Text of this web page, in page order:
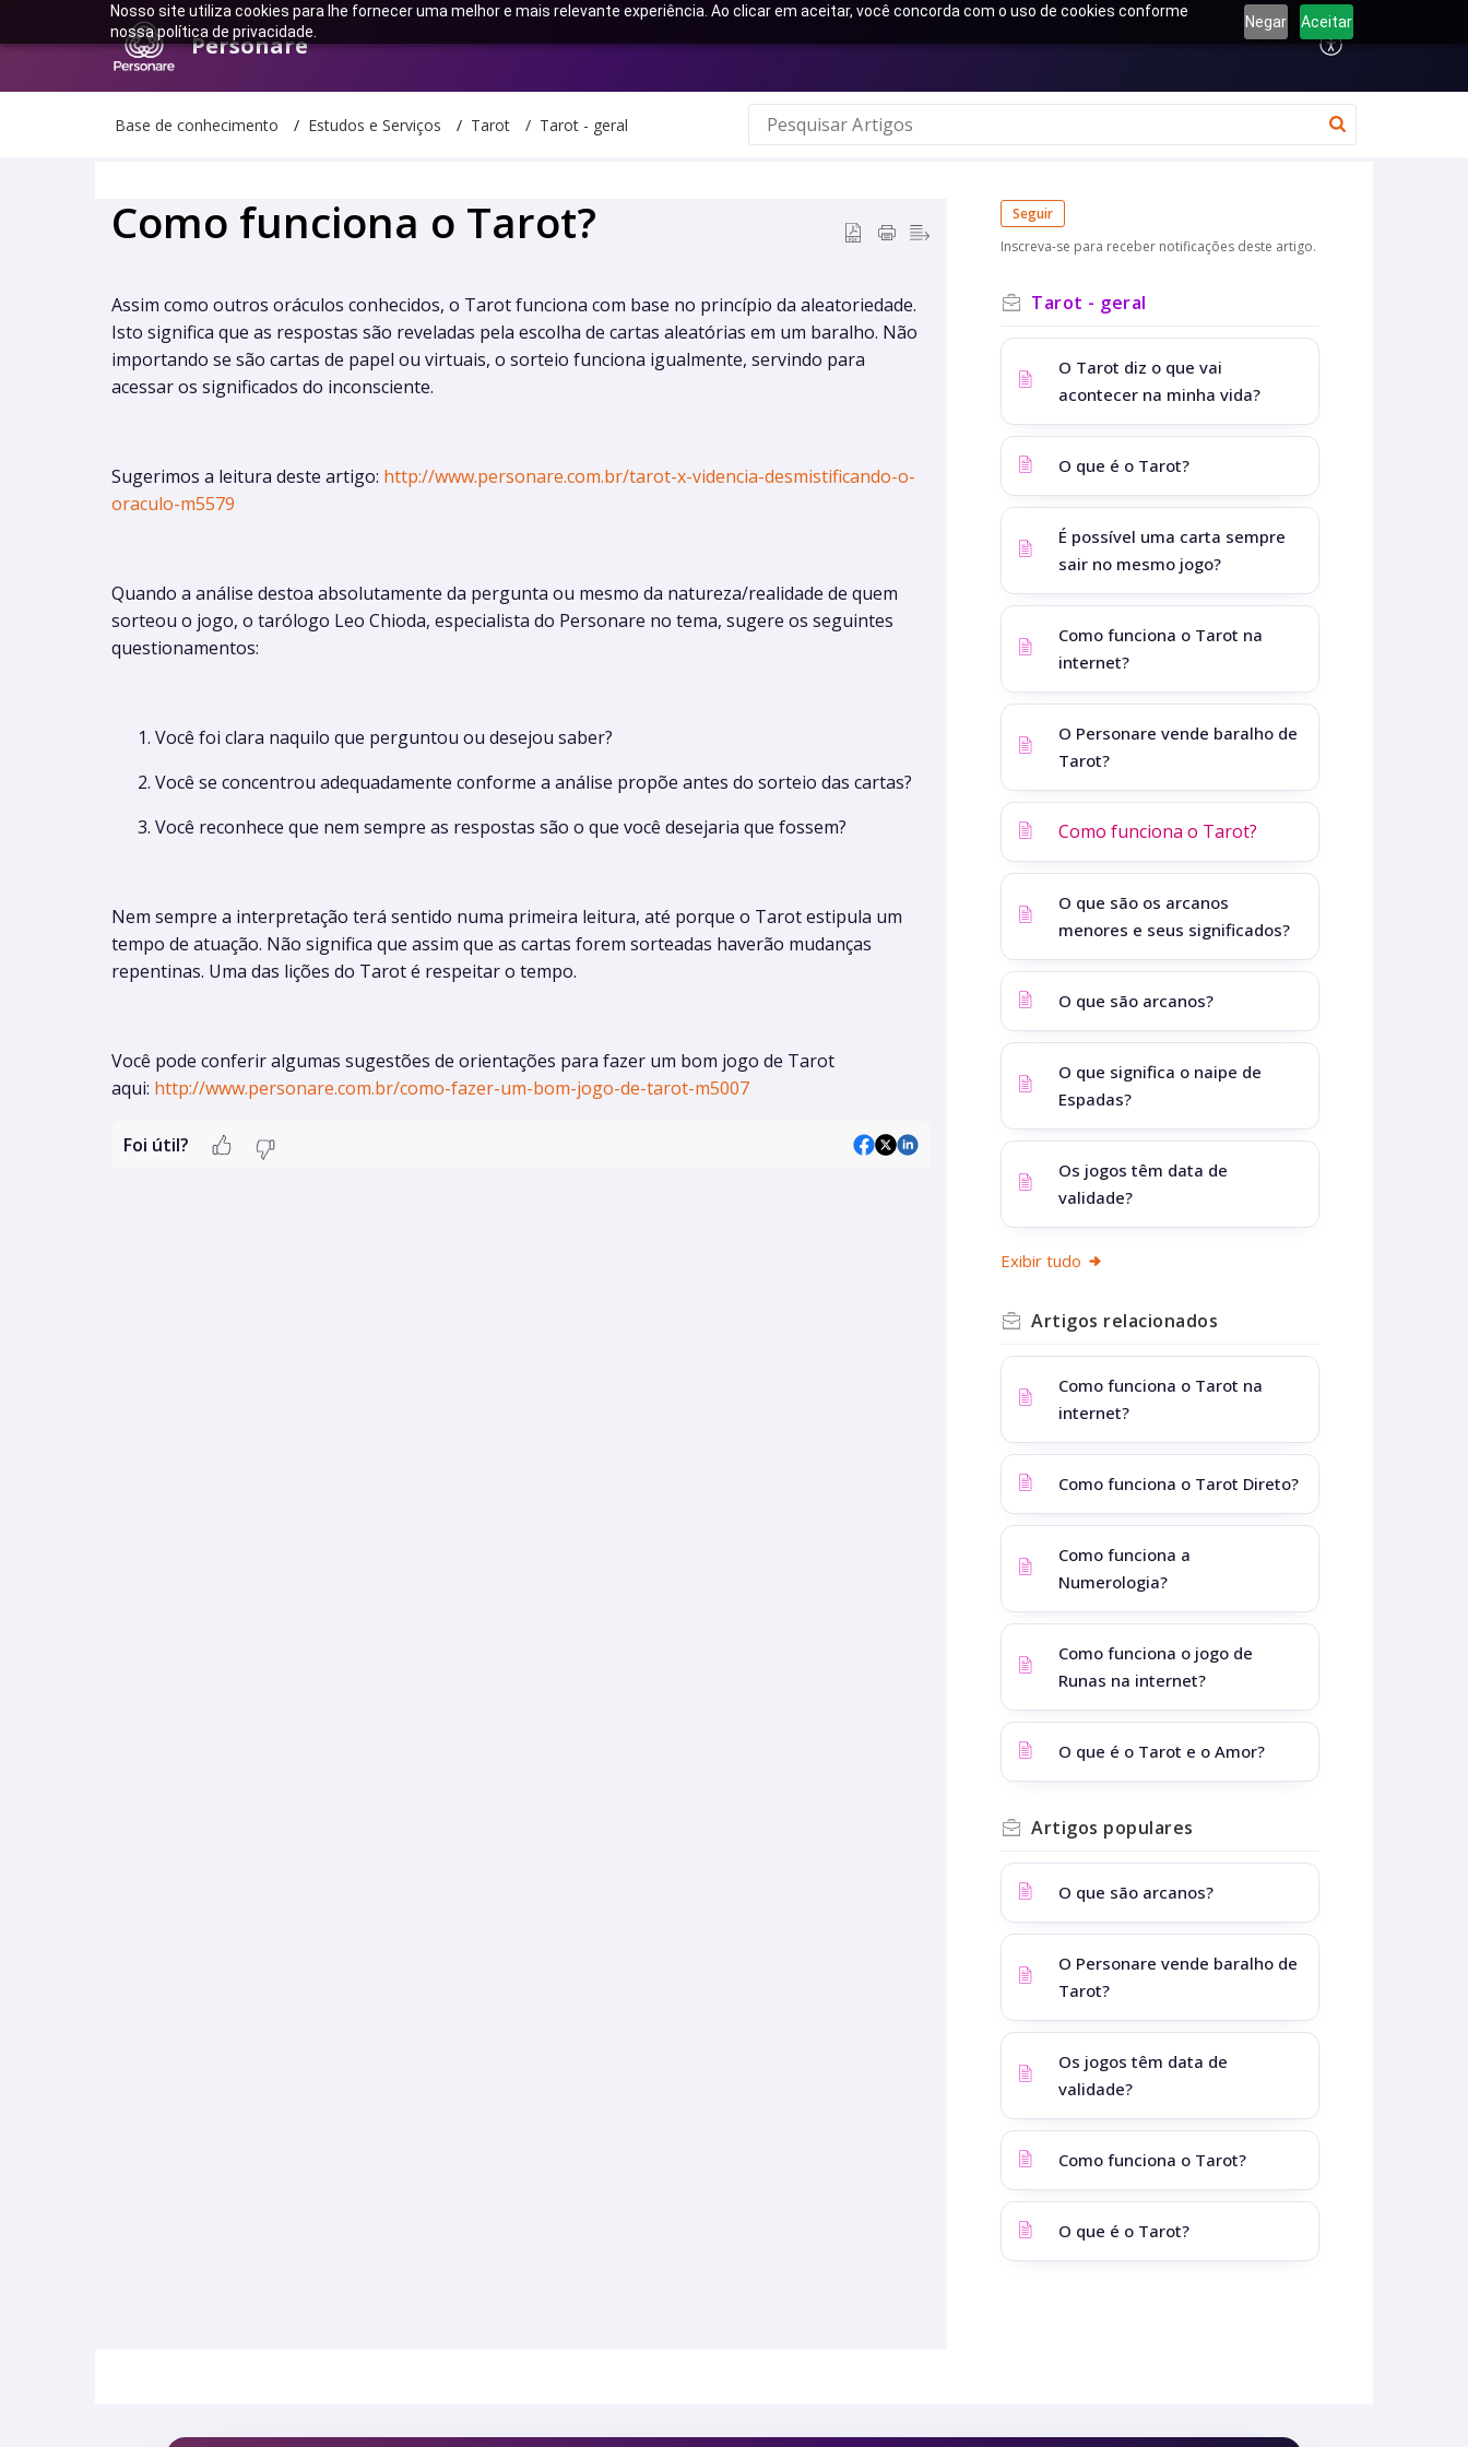
Nosso site utiliza cookies para lhe fornecer uma melhor e mais relevante experiência. Ao clicar em aceitar, você concorda com o uso de cookies conforme
nossa política de privacidade.
Negar Aceitar
Personare
Base de conhecimento Estudos e Serviços Tarot Tarot - geral
Como funciona o Tarot?
Assim como outros oráculos conhecidos, o Tarot funciona com base no princípio da aleatoriedade.
Isto significa que as respostas são reveladas pela escolha de cartas aleatórias em um baralho. Não
importando se são cartas de papel ou virtuais, o sorteio funciona igualmente, servindo para
acessar os significados do inconsciente.
Sugerimos a leitura deste artigo: http://www.personare.com.br/tarot-x-videncia-desmistificando-o-
oraculo-m5579
Quando a análise destoa absolutamente da pergunta ou mesmo da natureza/realidade de quem
sorteou o jogo, o tarólogo Leo Chioda, especialista do Personare no tema, sugere os seguintes
questionamentos:
Você foi clara naquilo que perguntou ou desejou saber?
Você se concentrou adequadamente conforme a análise propõe antes do sorteio das cartas?
Você reconhece que nem sempre as respostas são o que você desejaria que fossem?
Nem sempre a interpretação terá sentido numa primeira leitura, até porque o Tarot estipula um
tempo de atuação. Não significa que assim que as cartas forem sorteadas haverão mudanças
repentinas. Uma das lições do Tarot é respeitar o tempo.
Você pode conferir algumas sugestões de orientações para fazer um bom jogo de Tarot
aqui: http://www.personare.com.br/como-fazer-um-bom-jogo-de-tarot-m5007
Foi útil?
Seguir
Inscreva-se para receber notificações deste artigo.
Tarot - geral
O Tarot diz o que vai
acontecer na minha vida?
O que é o Tarot?
É possível uma carta sempre
sair no mesmo jogo?
Como funciona o Tarot na
internet?
O Personare vende baralho de
Tarot?
Como funciona o Tarot?
O que são os arcanos
menores e seus significados?
O que são arcanos?
O que significa o naipe de
Espadas?
Os jogos têm data de
validade?
Exibir tudo
Artigos relacionados
Como funciona o Tarot na
internet?
Como funciona o Tarot Direto?
Como funciona a
Numerologia?
Como funciona o jogo de
Runas na internet?
O que é o Tarot e o Amor?
Artigos populares
O que são arcanos?
O Personare vende baralho de
Tarot?
Os jogos têm data de
validade?
Como funciona o Tarot?
O que é o Tarot?